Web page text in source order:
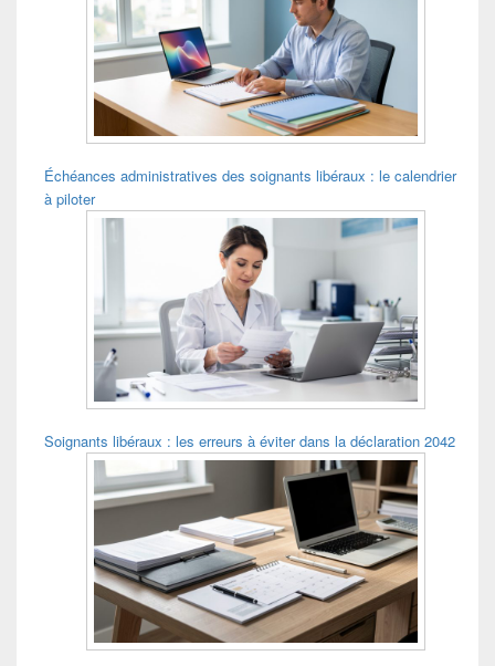
Échéances administratives des soignants libéraux : le calendrier
à piloter
Soignants libéraux : les erreurs à éviter dans la déclaration 2042